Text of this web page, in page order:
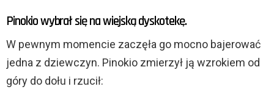
Pinokio wybrał się na wiejską dyskotekę.
W pewnym momencie zaczęła go mocno bajerować
jedna z dziewczyn. Pinokio zmierzył ją wzrokiem od
góry do dołu i rzucił: